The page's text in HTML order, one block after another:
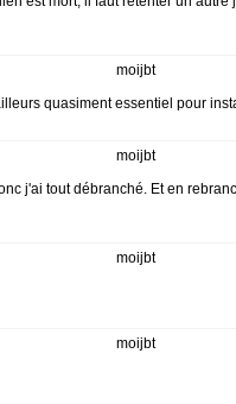
moijbt
quasiment essentiel pour
moijbt
j'ai tout débranché. Et en
moijbt
moijbt